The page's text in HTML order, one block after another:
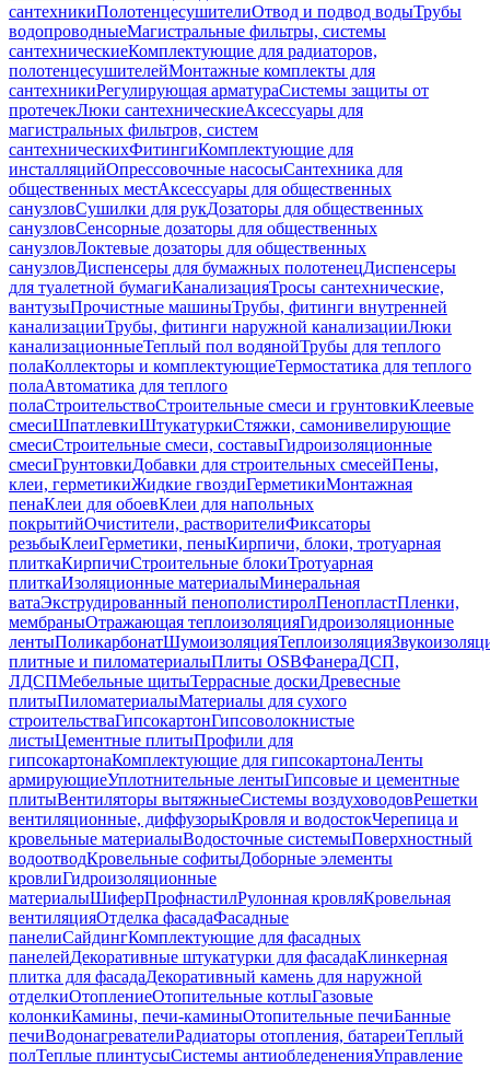
сантехникиПолотенцесушителиОтвод и подвод водыТрубы
водопроводныеМагистральные фильтры, системы
сантехническиеКомплектующие для радиаторов,
полотенцесушителейМонтажные комплекты для
сантехникиРегулирующая арматураСистемы защиты от
протечекЛюки сантехническиеАксессуары для
магистральных фильтров, систем
сантехническихФитингиКомплектующие для
инсталляцийОпрессовочные насосыСантехника для
общественных местАксессуары для общественных
санузловСушилки для рукДозаторы для общественных
санузловСенсорные дозаторы для общественных
санузловЛоктевые дозаторы для общественных
санузловДиспенсеры для бумажных полотенецДиспенсеры
для туалетной бумагиКанализацияТросы сантехнические,
вантузыПрочистные машиныТрубы, фитинги внутренней
канализацииТрубы, фитинги наружной канализацииЛюки
канализационныеТеплый пол водянойТрубы для теплого
полаКоллекторы и комплектующиеТермостатика для теплого
полаАвтоматика для теплого
полаСтроительствоСтроительные смеси и грунтовкиКлеевые
смесиШпатлевкиШтукатуркиСтяжки, самонивелирующие
смесиСтроительные смеси, составыГидроизоляционные
смесиГрунтовкиДобавки для строительных смесейПены,
клеи, герметикиЖидкие гвоздиГерметикиМонтажная
пенаКлеи для обоевКлеи для напольных
покрытийОчистители, растворителиФиксаторы
резьбыКлеиГерметики, пеныКирпичи, блоки, тротуарная
плиткаКирпичиСтроительные блокиТротуарная
плиткаИзоляционные материалыМинеральная
ватаЭкструдированный пенополистиролПенопластПленки,
мембраныОтражающая теплоизоляцияГидроизоляционные
лентыПоликарбонатШумоизоляцияТеплоизоляция
плитные и пиломатериалыПлиты OSBФанераДСП,
ЛДСПМебельные щитыТеррасные доскиДревесные
плитыПиломатериалыМатериалы для сухого
строительстваГипсокартонГипсоволокнистые
листыЦементные плитыПрофили для
гипсокартонаКомплектующие для гипсокартонаЛенты
армирующиеУплотнительные лентыГипсовые и цементные
плитыВентиляторы вытяжныеСистемы воздуховодовРешетки
вентиляционные, диффузорыКровля и водостокЧерепица и
кровельные материалыВодосточные системыПоверхностный
водоотводКровельные софитыДоборные элементы
кровлиГидроизоляционные
материалыШиферПрофнастилРулонная кровляКровельная
вентиляцияОтделка фасадаФасадные
панелиСайдингКомплектующие для фасадных
панелейДекоративные штукатурки для фасадаКлинкерная
плитка для фасадаДекоративный камень для наружной
отделкиОтоплениеОтопительные котлыГазовые
колонкиКамины, печи-каминыОтопительные печиБанные
печиВодонагревателиРадиаторы отопления, батареиТеплый
полТеплые плинтусыСистемы антиобледененияУправление